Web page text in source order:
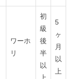
ワーホ
リ
初
級
後
半
以
上
5
ヶ
月
以
上